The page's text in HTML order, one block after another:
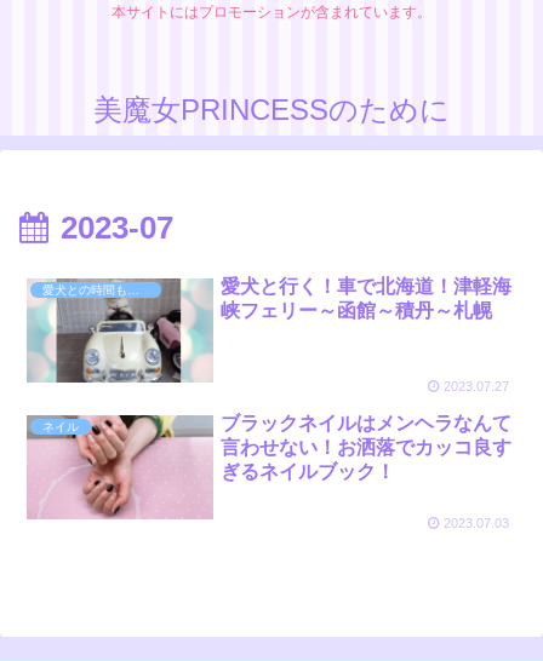
本サイトにはプロモーションが含まれています。
美魔女PRINCESSのために
2023-07
愛犬との時間も美の秘訣
愛犬と行く！車で北海道！津軽海
峡フェリー～函館～積丹～札幌
2023.07.27
ネイル
ブラックネイルはメンヘラなんて
言わせない！お洒落でカッコ良す
ぎるネイルブック！
2023.07.03